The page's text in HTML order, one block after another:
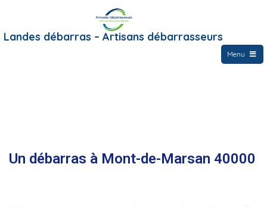
Landes débarras – Artisans débarrasseurs
Menu
Un débarras à Mont-de-Marsan 40000